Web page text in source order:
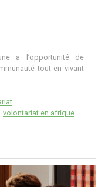
a l’opportunité de
tout en vivant
volontariat en afrique